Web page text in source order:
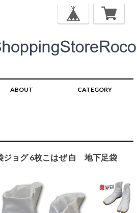
ABOUT CATEGORY
ジョグ 6枚こはぜ 白 地下足袋